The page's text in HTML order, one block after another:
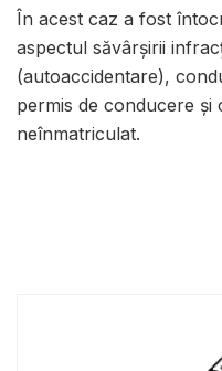
În acest caz a fost
aspectul săvârșirii
(autoaccidentare),
permis de conducere
neînmatriculat.